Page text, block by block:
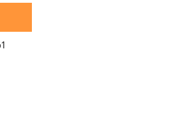
nüfuz eden... İyi düzenlenmiş teknik
ferahlatıcı jargondan uzak. Olgun bir
bütünleştiren özenle yapılmış bir
and Theology
eden bu yararlı çalışma din ruh
ilgilenen sosyologlar için
doğasının ayrıntılı ve dikkatli